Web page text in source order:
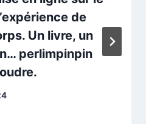
de
Un livre, un
perlimpinpin